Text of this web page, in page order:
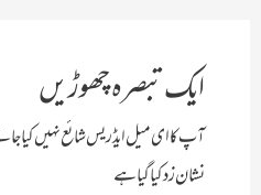
ایک تبصرہ چھوڑیں
آپ کا ای میل ایڈریس شائع نہیں کیا
نشان زد کیا گیا ہے